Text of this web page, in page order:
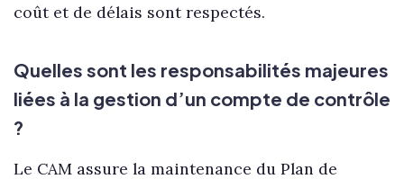
coût et de délais sont respectés.
Quelles sont les responsabilités majeures
liées à la gestion d’un compte de contrôle
?
Le CAM assure la maintenance du Plan de